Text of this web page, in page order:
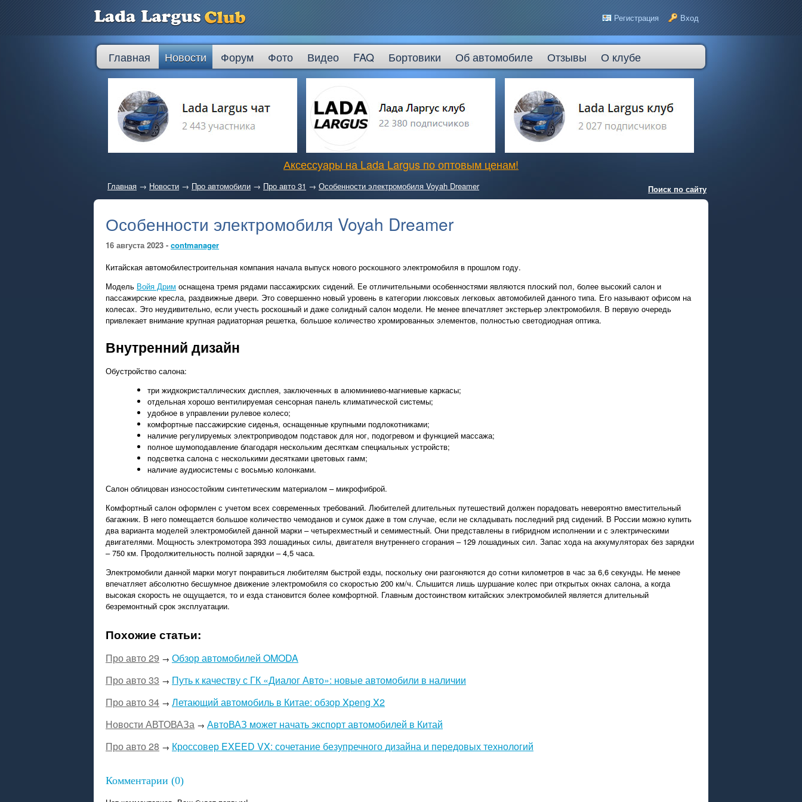
Регистрация Вход
Главная Новости Форум Фото Видео FAQ Бортовики Об автомобиле Отзывы О клубе
Аксессуары на Lada Largus по оптовым ценам!
Главная → Новости → Про автомобили → Про авто 31 → Особенности электромобиля Voyah Dreamer Поиск по сайту
Особенности электромобиля Voyah Dreamer
16 августа 2023 - contmanager
Китайская автомобилестроительная компания начала выпуск нового роскошного электромобиля в прошлом году.
Модель Войя Дрим оснащена тремя рядами пассажирских сидений. Ее отличительными особенностями являются плоский пол, более высокий салон и
пассажирские кресла, раздвижные двери. Это совершенно новый уровень в категории люксовых легковых автомобилей данного типа. Его называют офисом на
колесах. Это неудивительно, если учесть роскошный и даже солидный салон модели. Не менее впечатляет экстерьер электромобиля. В первую очередь
привлекает внимание крупная радиаторная решетка, большое количество хромированных элементов, полностью светодиодная оптика.
Внутренний дизайн
Обустройство салона:
три жидкокристаллических дисплея, заключенных в алюминиево-магниевые каркасы;
отдельная хорошо вентилируемая сенсорная панель климатической системы;
удобное в управлении рулевое колесо;
комфортные пассажирские сиденья, оснащенные крупными подлокотниками;
наличие регулируемых электроприводом подставок для ног, подогревом и функцией массажа;
полное шумоподавление благодаря нескольким десяткам специальных устройств;
подсветка салона с несколькими десятками цветовых гамм;
наличие аудиосистемы с восьмью колонками.
Салон облицован износостойким синтетическим материалом – микрофиброй.
Комфортный салон оформлен с учетом всех современных требований. Любителей длительных путешествий должен порадовать невероятно вместительный
багажник. В него помещается большое количество чемоданов и сумок даже в том случае, если не складывать последний ряд сидений. В России можно купить
два варианта моделей электромобилей данной марки – четырехместный и семиместный. Они представлены в гибридном исполнении и с электрическими
двигателями. Мощность электромотора 393 лошадиных силы, двигателя внутреннего сгорания – 129 лошадиных сил. Запас хода на аккумуляторах без зарядки
– 750 км. Продолжительность полной зарядки – 4,5 часа.
Электромобили данной марки могут понравиться любителям быстрой езды, поскольку они разгоняются до сотни километров в час за 6,6 секунды. Не менее
впечатляет абсолютно бесшумное движение электромобиля со скоростью 200 км/ч. Слышится лишь шуршание колес при открытых окнах салона, а когда
высокая скорость не ощущается, то и езда становится более комфортной. Главным достоинством китайских электромобилей является длительный
безремонтный срок эксплуатации.
Похожие статьи:
Про авто 29 → Обзор автомобилей OMODA
Про авто 33 → Путь к качеству с ГК «Диалог Авто»: новые автомобили в наличии
Про авто 34 → Летающий автомобиль в Китае: обзор Xpeng X2
Новости АВТОВАЗа → АвтоВАЗ может начать экспорт автомобилей в Китай
Про авто 28 → Кроссовер EXEED VX: сочетание безупречного дизайна и передовых технологий
Комментарии (0)